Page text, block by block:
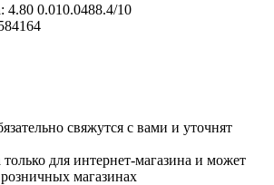
4.80 0.010.0488.4/10
свяжутся с вами и уточнят
для интернет-магазина и может
магазинах